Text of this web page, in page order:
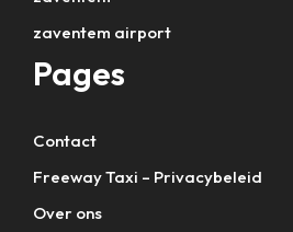
zaventem airport
Pages
Contact
Freeway Taxi – Privacybeleid
Over ons